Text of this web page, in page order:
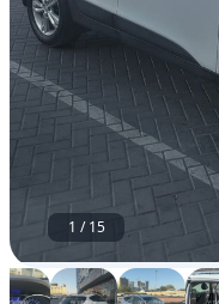
1 /15